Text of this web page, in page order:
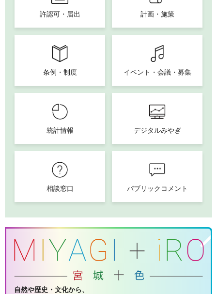
許認可・届出 計画・施策
条例・制度 イベント・会議・募集
統計情報 デジタルみやぎ
相談窓口 パブリックコメント
自然や歴史・文化から、